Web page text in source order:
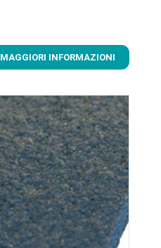
MAGGIORI INFORMAZIONI